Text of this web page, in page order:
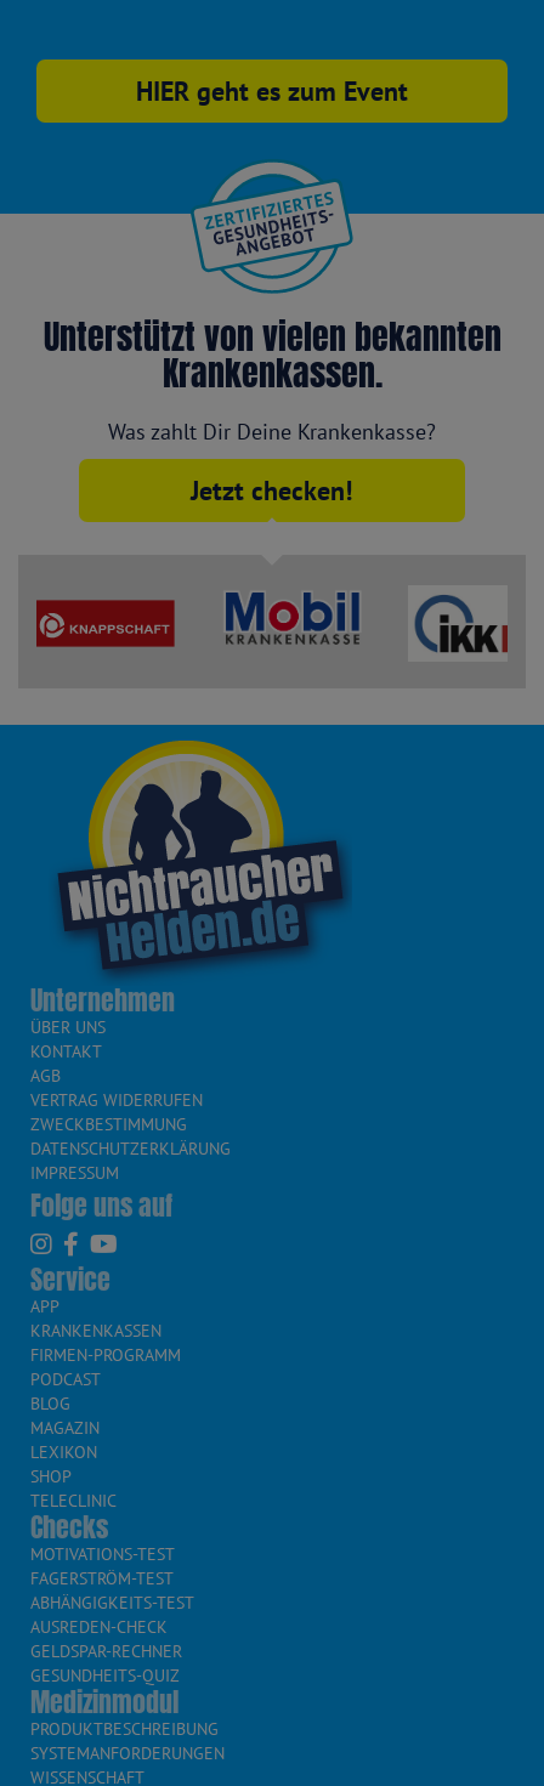
HIER geht es zum Event
Unterstützt von vielen bekannten
Krankenkassen.
Was zahlt Dir Deine Krankenkasse?
Jetzt checken!
Unternehmen
ÜBER UNS
KONTAKT
AGB
VERTRAG WIDERRUFEN
ZWECKBESTIMMUNG
DATENSCHUTZERKLÄRUNG
IMPRESSUM
Folge uns auf
Service
APP
KRANKENKASSEN
FIRMEN-PROGRAMM
PODCAST
BLOG
MAGAZIN
LEXIKON
SHOP
TELECLINIC
Checks
MOTIVATIONS-TEST
FAGERSTRÖM-TEST
ABHÄNGIGKEITS-TEST
AUSREDEN-CHECK
GELDSPAR-RECHNER
GESUNDHEITS-QUIZ
Medizinmodul
PRODUKTBESCHREIBUNG
SYSTEMANFORDERUNGEN
WISSENSCHAFT